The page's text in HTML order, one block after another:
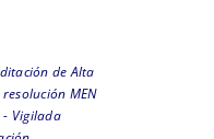
de Alta
MEN
Vigilada